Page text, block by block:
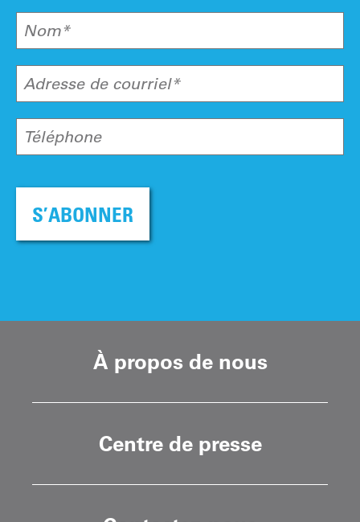
Nom*
Adresse de courriel*
Téléphone
S’ABONNER
À propos de nous
Centre de presse